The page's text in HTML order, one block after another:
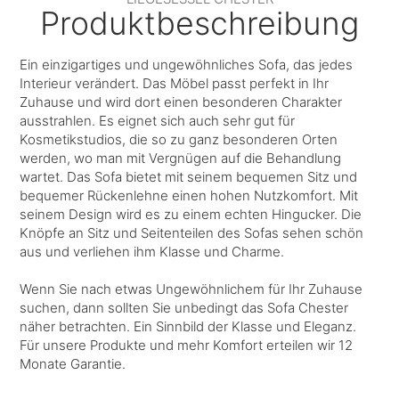
Produktbeschreibung
Ein einzigartiges und ungewöhnliches Sofa, das jedes
Interieur verändert. Das Möbel passt perfekt in Ihr
Zuhause und wird dort einen besonderen Charakter
ausstrahlen. Es eignet sich auch sehr gut für
Kosmetikstudios, die so zu ganz besonderen Orten
werden, wo man mit Vergnügen auf die Behandlung
wartet. Das Sofa bietet mit seinem bequemen Sitz und
bequemer Rückenlehne einen hohen Nutzkomfort. Mit
seinem Design wird es zu einem echten Hingucker. Die
Knöpfe an Sitz und Seitenteilen des Sofas sehen schön
aus und verliehen ihm Klasse und Charme.
Wenn Sie nach etwas Ungewöhnlichem für Ihr Zuhause
suchen, dann sollten Sie unbedingt das Sofa Chester
näher betrachten. Ein Sinnbild der Klasse und Eleganz.
Für unsere Produkte und mehr Komfort erteilen wir 12
Monate Garantie.